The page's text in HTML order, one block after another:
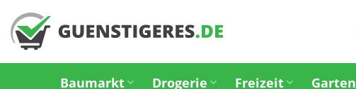
Zum
Inhalt
springen
Baumarkt Drogerie Freizeit Garten